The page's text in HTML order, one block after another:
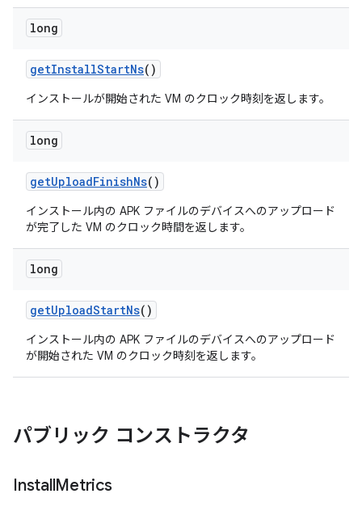
long
getInstallStartNs()
インストールが開始された VM のクロック時刻を返します。
long
getUploadFinishNs()
インストール内の APK ファイルのデバイスへのアップロード
が完了した VM のクロック時間を返します。
long
getUploadStartNs()
インストール内の APK ファイルのデバイスへのアップロード
が開始された VM のクロック時刻を返します。
パブリック コンストラクタ
InstallMetrics